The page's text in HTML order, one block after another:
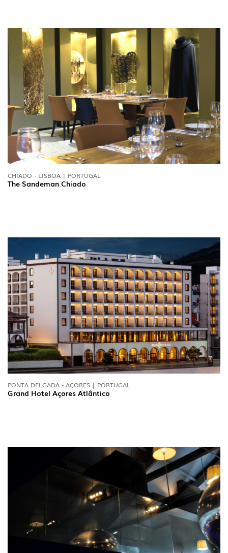
INTERIOR
CHIADO - LISBOA | PORTUGAL
The Sandeman Chiado
PONTA DELGADA - AÇORES | PORTUGAL
Grand Hotel Açores Atlântico